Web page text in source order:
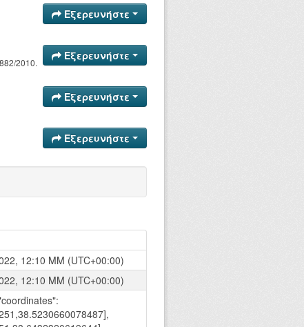
Εξερευνήστε
2010.
Εξερευνήστε
Εξερευνήστε
Εξερευνήστε
12:10 ΜΜ (UTC+00:00)
12:10 ΜΜ (UTC+00:00)